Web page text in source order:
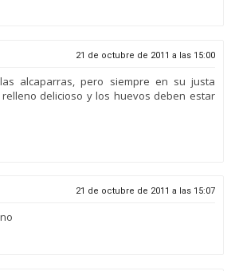
21 de octubre de 2011 a las 15:00
alcaparras, pero siempre en su justa
delicioso y los huevos deben estar
21 de octubre de 2011 a las 15:07